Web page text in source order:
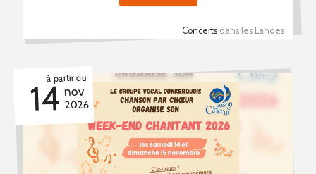
Concerts dans les Landes
à partir du
14 nov
2026